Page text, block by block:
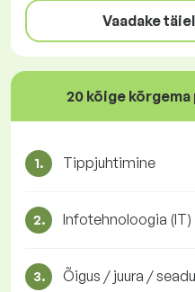
Vaadake
20 kõige
1. Tippjuhtimine
2. Infotehnoloogia (IT)
3. Õigus / juura /